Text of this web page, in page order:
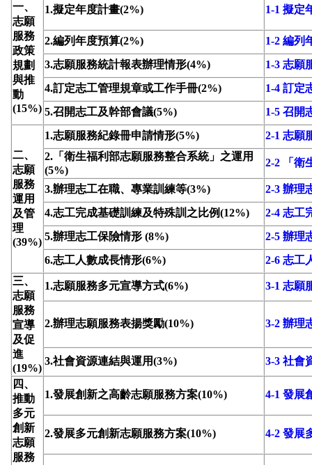
一、
志願
服務
政策
規劃
與推
動
(15%)
1.擬定年度計畫(2%) 1-1 擬定
2.編列年度預算(2%)
1-2 編列
3.志願服務統計報表辦理情形(4%)
1-3 志願
4.訂定志工管理規章或工作手冊(2%)
1-4 訂定
5.召開志工及幹部會議(5%)
1-5 召開
二、
志願
服務
運用
及管
理
(39%)
1.志願服務紀錄冊申請情形(5%)
2-1 志願
2.「衛生福利部志願服務整合系統」之運用
(5%)
2-2 「衛
3.辦理志工在職、專業訓練等(3%)
2-3 辦理
4.志工完成基礎訓練及特殊訓之比例(12%)
2-4 志工
5.辦理志工保險情形 (8%)
2-5 辦理
6.志工人數成長情形(6%)
2-6 志工
三、
志願
服務
宣導
及促
進
(19%)
1.志願服務多元宣導方式(6%) 3-1 志願
2.辦理志願服務表揚獎勵(10%) 3-2 辦理
3.社會資源連結與運用(3%)
3-3 社會
四、
推動
多元
創新
志願
服務
1.發展創新之高齡志願服務方案(10%) 4-1 發展
2.發展多元創新志願服務方案(10%) 4-2 發展